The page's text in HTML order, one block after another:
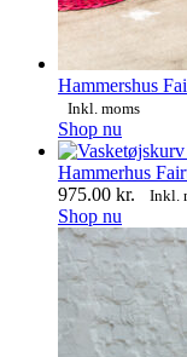
Hammershus
Inkl. moms
Shop nu
vare
har
flere
kan
vælges
på
varesiden
Hammerhus
975.00 kr.
til
975.00
Inkl.
Shop nu
vare
har
flere
kan